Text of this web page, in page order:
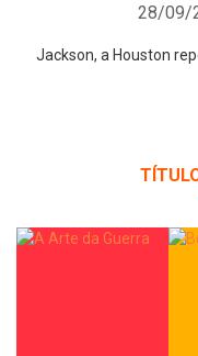
28/09/
Jackson, a Houston